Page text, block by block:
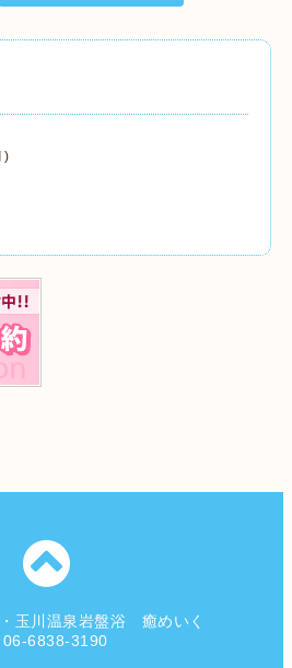
)
玉川温泉岩盤浴 癒めいく
06-6838-3190